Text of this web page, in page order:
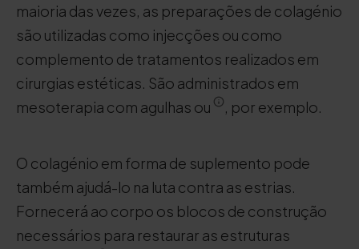
maioria das vezes, as preparações de colagénio
são utilizadas como injecções ou como
complemento de tratamentos realizados em
cirurgias estéticas. São administrados em
mesoterapia com agulhas ou
, por exemplo.
O colagénio em forma de suplemento pode
também ajudá-lo na luta contra as estrias.
Fornecerá ao corpo os blocos de construção
necessários para restaurar as estruturas